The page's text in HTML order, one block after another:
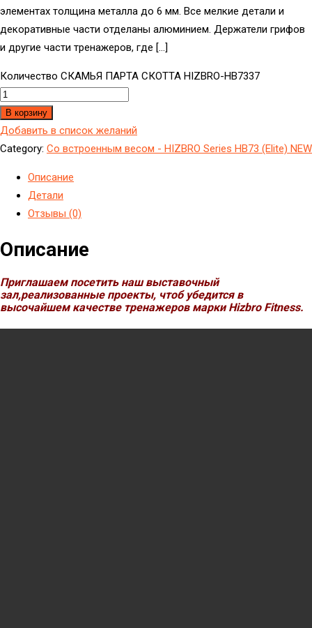
элементах толщина металла до 6 мм. Все мелкие детали и
декоративные части отделаны алюминием. Держатели грифов
и другие части тренажеров, где […]
Количество СКАМЬЯ ПАРТА СКОТТА HIZBRO-HB7337
В корзину
Добавить в список желаний
Category: Cо встроенным весом - HIZBRO Series HB73 (Elite) NEW
Описание
Детали
Отзывы (0)
Описание
Приглашаем посетить наш выставочный
зал,реализованные проекты, чтоб убедится в
высочайшем качестве тренажеров марки Hizbro Fitness.